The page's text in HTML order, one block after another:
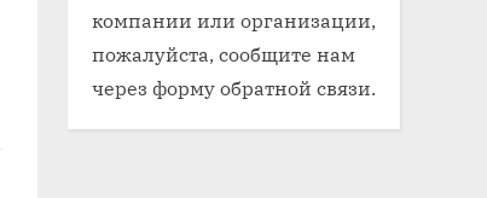
компании или организации,
пожалуйста, сообщите нам
через форму обратной связи.